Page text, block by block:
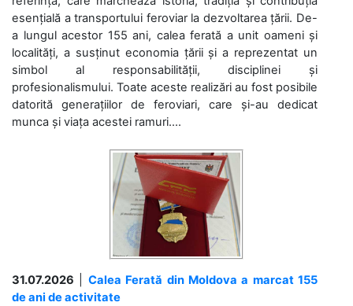
esențială a transportului feroviar la dezvoltarea țării. De-
a lungul acestor 155 ani, calea ferată a unit oameni și
localități, a susținut economia țării și a reprezentat un
simbol al responsabilității, disciplinei și
profesionalismului. Toate aceste realizări au fost posibile
datorită generațiilor de feroviari, care și-au dedicat
munca și viața acestei ramuri....
31.07.2026
Calea Ferată din Moldova a marcat 155
de ani de activitate